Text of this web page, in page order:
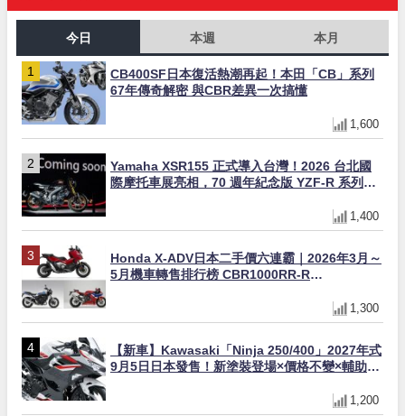
今日 本週 本月
CB400SF日本復活熱潮再起！本田「CB」系列
67年傳奇解密 與CBR差異一次搞懂
1,600
Yamaha XSR155 正式導入台灣！2026 台北國
際摩托車展亮相，70 週年紀念版 YZF-R 系列限
1,400
Honda X-ADV日本二手價六連霸｜2026年3月～
5月機車轉售排行榜 CBR1000RR-R
1,300
【新車】Kawasaki「Ninja 250/400」2027年式
9月5日日本發售！新塗裝登場×價格不變×輔助滑
1,200